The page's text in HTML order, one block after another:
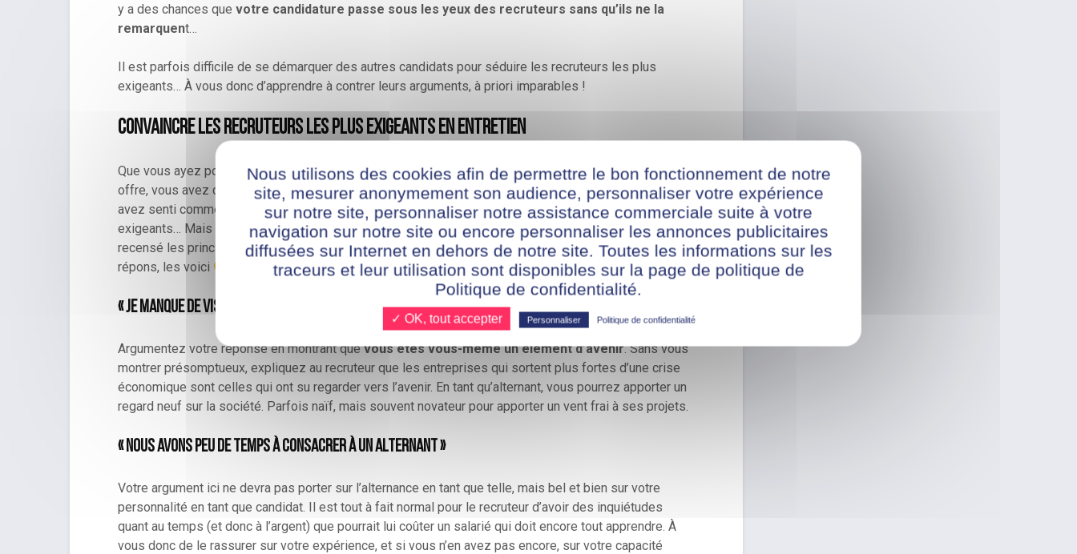
y a des chances que votre candidature passe sous les yeux des recruteurs sans qu’ils ne la
remarquent…
Il est parfois difficile de se démarquer des autres candidats pour séduire les recruteurs les plus
exigeants… À vous donc d’apprendre à contrer leurs arguments, à priori imparables !
Convaincre les recruteurs les plus exigeants en entretien
Que vous ayez postulé dans le cadre d’une candidature spontanée ou que vous ayez répondu à une
offre, vous avez décroché un entretien, félicitations ! Pourtant, lors de vos premiers échanges, vous
avez senti comme une réticence de la part des recruteurs. En effet, certains peuvent être très
exigeants… Mais bonne nouvelle pour vous ! C’est un profil que nous connaissons bien. Et nous avons
recensé les principales réticences des recruteurs pour vous offrir les arguments à apporter dans votre
répons, les voici
« Je manque de visibilité sur l’avenir de ma société »
Argumentez votre réponse en montrant quevous êtes vous-même un élément d’avenir. Sans vous
montrer présomptueux, expliquez au recruteur que les entreprises qui sortent plus fortes d’une crise
économique sont celles qui ont su regarder vers l’avenir. En tant qu’alternant, vous pourrez apporter un
regard neuf sur la société. Parfois naïf, mais souvent novateur pour apporter un vent frai à ses projets.
« Nous avons peu de temps à consacrer à un alternant »
Votre argument ici ne devra pas porter sur l’alternance en tant que telle, mais bel et bien sur votre
personnalité en tant que candidat. Il est tout à fait normal pour le recruteur d’avoir des inquiétudes
quant au temps (et donc à l’argent) que pourrait lui coûter un salarié qui doit encore tout apprendre. À
vous donc de le rassurer sur votre expérience, et si vous n’en avez pas encore, sur votre capacité
Nous utilisons des cookies afin de permettre le bon fonctionnement de notre
site, mesurer anonymement son audience, personnaliser votre expérience
sur notre site, personnaliser notre assistance commerciale suite à votre
navigation sur notre site ou encore personnaliser les annonces publicitaires
diffusées sur Internet en dehors de notre site. Toutes les informations sur les
traceurs et leur utilisation sont disponibles sur la page de politique de
Politique de confidentialité.
✓ OK, tout accepter Personnaliser Politique de confidentialité